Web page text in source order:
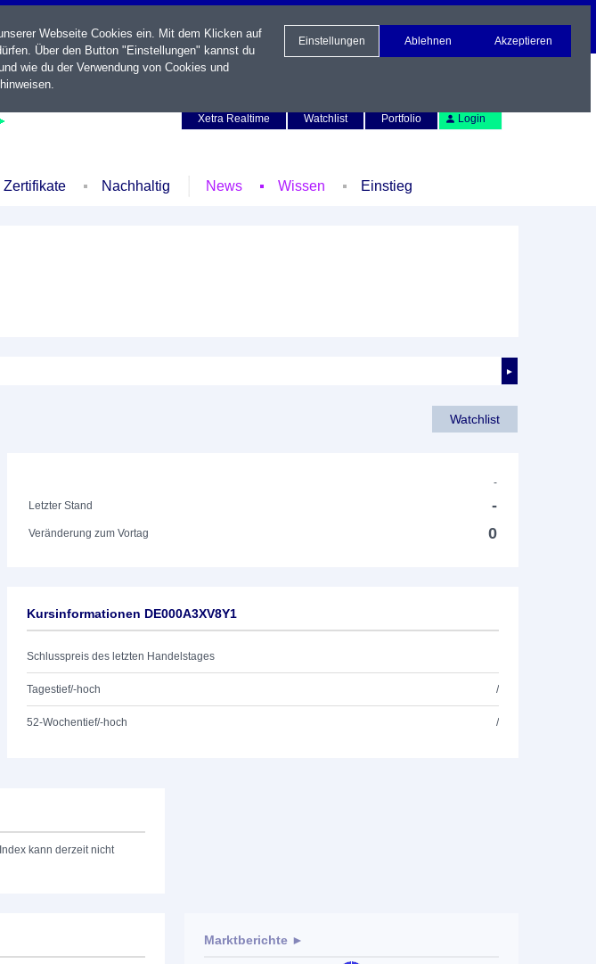
Xetra Realtime
Watchlist Portfolio Login
Zertifikate Nachhaltig News Wissen Einstieg
►
Watchlist
-
Letzter Stand
-
Veränderung zum Vortag 0
Kursinformationen DE000A3XV8Y1
Schlusspreis des letzten Handelstages
Tagestief/-hoch /
52-Wochentief/-hoch /
kann derzeit nicht
Marktberichte ►
Webseite Cookies ein. Mit dem Klicken auf
Über den Button "Einstellungen" kannst du
wie du der Verwendung von Cookies und
.
Einstellungen Ablehnen Akzeptieren